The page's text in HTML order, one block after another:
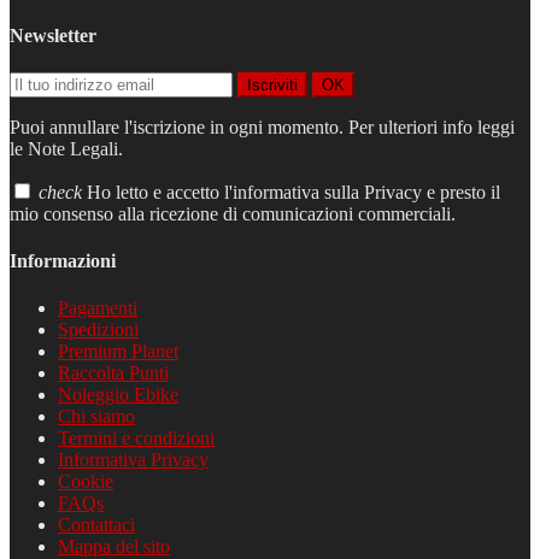
Newsletter
Iscriviti OK
Puoi annullare l'iscrizione in ogni momento. Per ulteriori info leggi
le Note Legali.
check Ho letto e accetto l'informativa sulla Privacy e presto il
mio consenso alla ricezione di comunicazioni commerciali.
Informazioni
Pagamenti
Spedizioni
Premium Planet
Raccolta Punti
Noleggio Ebike
Chi siamo
Termini e condizioni
Informativa Privacy
Cookie
FAQs
Contattaci
Mappa del sito